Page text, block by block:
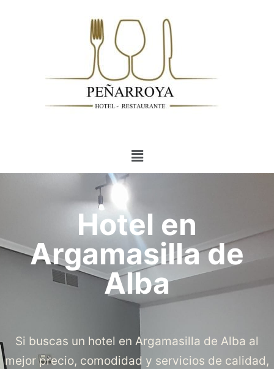
Hotel en
Argamasilla de
Alba
Si buscas un hotel en Argamasilla de Alba al
mejor precio, comodidad y servicios de calidad,